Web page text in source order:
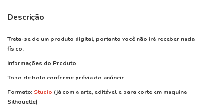
Descrição
Trata-se de um produto digital, portanto você não irá receber nada
físico.
Informações do Produto:
Topo de bolo conforme prévia do anúncio
Formato: Studio (já com a arte, editável e para corte em máquina
Silhouette)